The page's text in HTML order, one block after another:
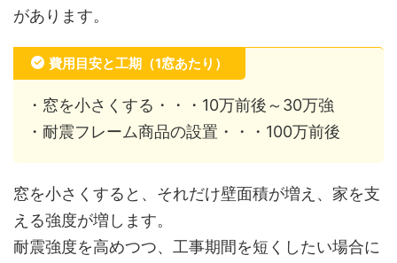
があります。
費用目安と工期（1窓あたり）
・窓を小さくする・・・10万前後～30万強
・耐震フレーム商品の設置・・・100万前後
窓を小さくすると、それだけ壁面積が増え、家を支
える強度が増します。
耐震強度を高めつつ、工事期間を短くしたい場合に